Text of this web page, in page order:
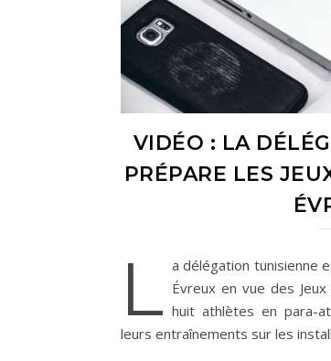
VIDÉO : LA
PRÉPARE LES
L a délégation tunisienne
Évreux en vue des
huit athlètes en para-
leurs entraînements sur les